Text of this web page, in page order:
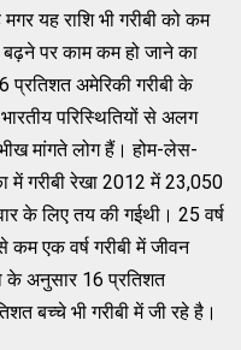
यह राशि भी गरीबी को कम
बढ़ने पर काम कम हो जाने का
अमेरिकी गरीबी के
परिस्‍थितियों से अलग
मांगते लोग हैं। होम-लेस-
में गरीबी रेखा 2012 में 23,050
के लिए तय की गईथी। 25 वर्ष
एक वर्ष गरीबी में जीवन
के अनुसार 16 प्रतिशत
बच्‍चे भी गरीबी में जी रहे है।